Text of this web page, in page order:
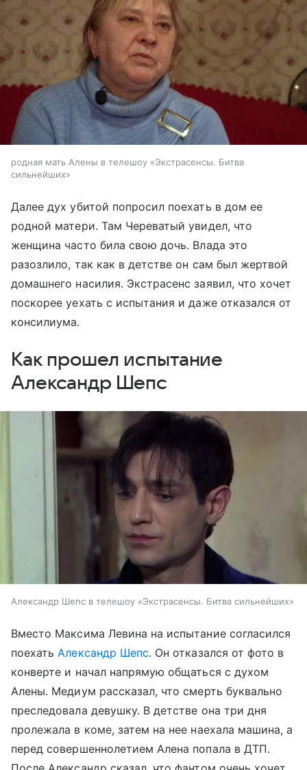
родная мать Алены в телешоу «Экстрасенсы. Битва
сильнейших»
Далее дух убитой попросил поехать в дом ее
родной матери. Там Череватый увидел, что
женщина часто била свою дочь. Влада это
разозлило, так как в детстве он сам был жертвой
домашнего насилия. Экстрасенс заявил, что хочет
поскорее уехать с испытания и даже отказался от
консилиума.
Как прошел испытание
Александр Шепс
Александр Шепс в телешоу «Экстрасенсы. Битва сильнейших»
Вместо Максима Левина на испытание согласился
поехатьАлександр Шепс. Он отказался от фото в
конверте и начал напрямую общаться с духом
Алены. Медиум рассказал, что смерть буквально
преследовала девушку. В детстве она три дня
пролежала в коме, затем на нее наехала машина, а
перед совершеннолетием Алена попала в ДТП.